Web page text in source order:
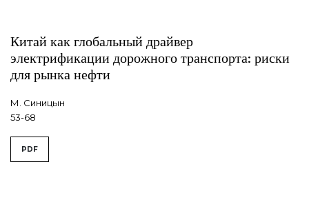
Китай как глобальный драйвер
электрификации дорожного транспорта: риски
для рынка нефти
М. Синицын
53-68
PDF